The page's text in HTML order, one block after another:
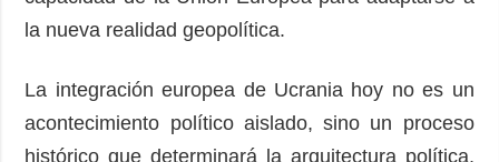
la nueva realidad geopolítica.
La integración europea de Ucrania hoy no es un
acontecimiento político aislado, sino un proceso
histórico que determinará la arquitectura política,